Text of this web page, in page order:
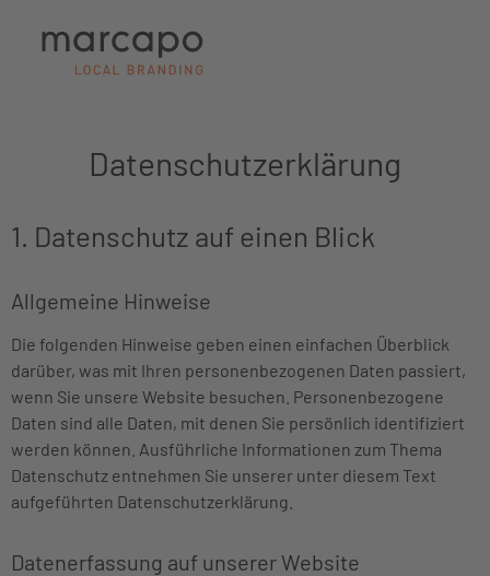
Datenschutzerklärung
1. Datenschutz auf einen Blick
Allgemeine Hinweise
Die folgenden Hinweise geben einen einfachen Überblick
darüber, was mit Ihren personenbezogenen Daten passiert,
wenn Sie unsere Website besuchen. Personenbezogene
Daten sind alle Daten, mit denen Sie persönlich identifiziert
werden können. Ausführliche Informationen zum Thema
Datenschutz entnehmen Sie unserer unter diesem Text
aufgeführten Datenschutzerklärung.
Datenerfassung auf unserer Website